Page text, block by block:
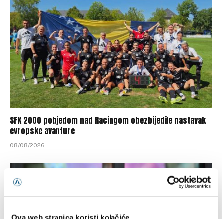
Ova web stranica koristi kolačiće
SFK 2000 pobjedom nad Racingom obezbijedile nastavak
evropske avanture
08/08/2026